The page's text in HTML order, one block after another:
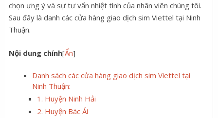
chọn ưng ý và sự tư vấn nhiệt tình của nhân viên chúng tôi.
Sau đây là danh các cửa hàng giao dịch sim Viettel tại Ninh
Thuận.
Nội dung chính[Ẩn]
Danh sách các cửa hàng giao dịch sim Viettel tại
Ninh Thuận:
1. Huyện Ninh Hải
2. Huyện Bác Ái